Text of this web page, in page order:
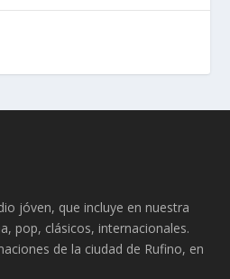
jóven, que incluye en nuestra
pop, clásicos, internacionales.
de la ciudad de Rufino, en